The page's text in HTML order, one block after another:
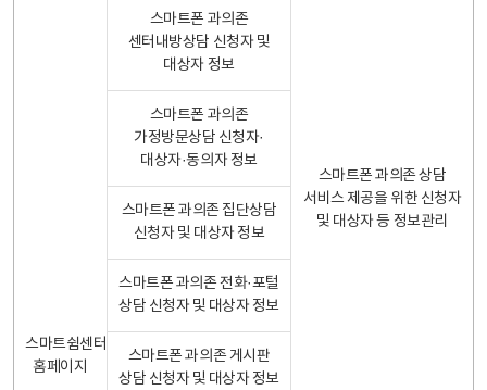
스마트쉼센터
홈페이지
스마트폰 과의존
센터내방상담 신청자 및
대상자 정보
스마트폰 과의존 상담
서비스 제공을 위한 신청자
및 대상자 등 정보관리
스마트폰 과의존
가정방문상담 신청자·
대상자·동의자 정보
스마트폰 과의존 집단상담
신청자 및 대상자 정보
스마트폰 과의존 전화·포털
상담 신청자 및 대상자 정보
스마트폰 과의존 게시판
상담 신청자 및 대상자 정보